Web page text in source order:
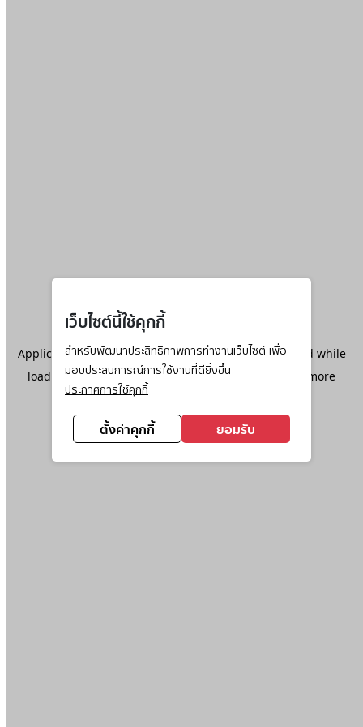
เว็บไซต์นี้ใช้คุกกี้
สำหรับพัฒนาประสิทธิภาพการทำงานเว็บไซต์ เพื่อ
มอบประสบการณ์การใช้งานที่ดียิ่งขึ้น
ประกาศการใช้คุกกี้
ตั้งค่าคุกกี้ ยอมรับ
Application error: aclient-side exception has occurred while
loadingwww.ktc.co.th(see the browser console
for more
information).